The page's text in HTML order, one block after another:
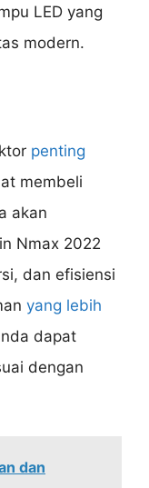
LED yang
modern.
penting
membeli
akan
Nmax 2022
dan efisiensi
yang lebih
dapat
dengan
dan